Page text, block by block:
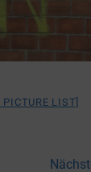
PICTURE LIST]